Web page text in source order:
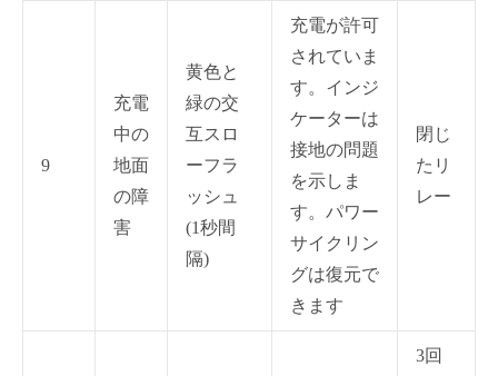
9
充電
中の
地面
の障
害
黄色と
緑の交
互スロ
ーフラ
ッシュ
(1秒間
隔)
充電が許可
されていま
す。インジ
ケーターは
接地の問題
を示しま
す。パワー
サイクリン
グは復元で
きます
閉じ
たリ
レー
3回